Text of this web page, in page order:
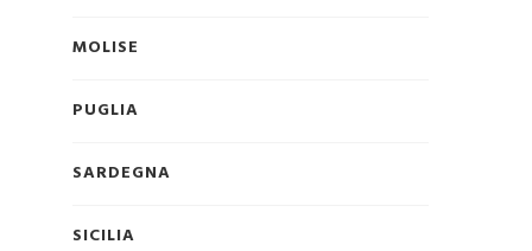
MOLISE
PUGLIA
SARDEGNA
SICILIA